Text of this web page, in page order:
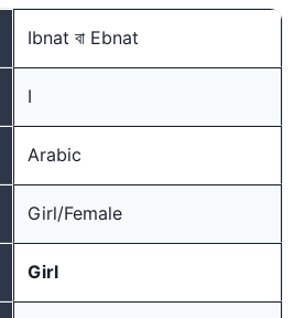
Ibnat বা Ebnat
I
Arabic
Girl/Female
Girl